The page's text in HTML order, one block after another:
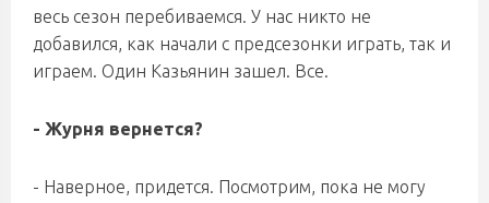
весь сезон перебиваемся. У нас никто не
добавился, как начали с предсезонки играть, так и
играем. Один Казьянин зашел. Все.
- Журня вернется?
- Наверное, придется. Посмотрим, пока не могу